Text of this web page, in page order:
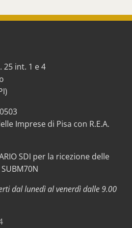
25 int. 1 e 4
Imprese di Pisa con R.E.A.
SDI per la ricezione delle
dal lunedì al venerdì dalle 9.00